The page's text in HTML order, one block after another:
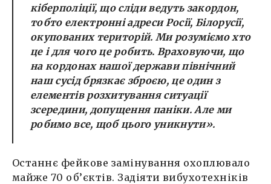
кіберполіції, що сліди ведуть закордон,
тобто електронні адреси Росії, Білорусії,
окупованих територій. Ми розуміємо хто
це і для чого це робить. Враховуючи, що
на кордонах нашої держави північний
наш сусід брязкає зброєю, це один з
елементів розхитування ситуації
зсередини, допущення паніки. Але ми
робимо все, щоб цього уникнути».
Останнє фейкове замінування охоплювало
майже 70 об’єктів. Задіяти вибухотехніків